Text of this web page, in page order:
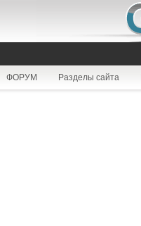
ФОРУМ Разделы сайта